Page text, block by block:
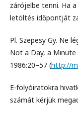
zárójelbe tenni. Ha
letöltés időpontját
Pl. Szepesy Gy. Ne
Not a Day, a
1986:20–57 (http://
E-folyóiratokra
számát kérjük